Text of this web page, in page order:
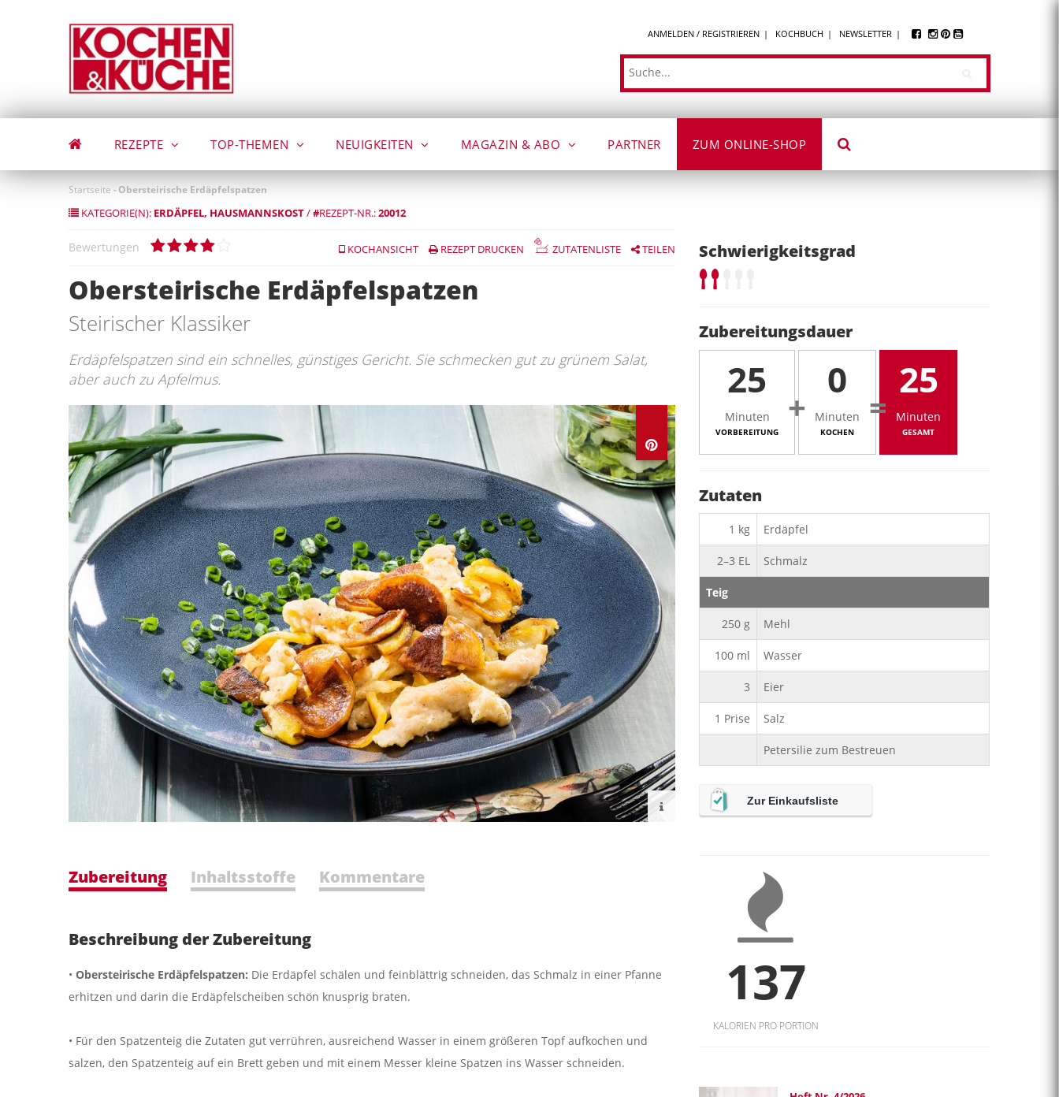
ANMELDEN / REGISTRIEREN KOCHBUCH NEWSLETTER
Suche
REZEPTE TOP-THEMEN NEUIGKEITEN MAGAZIN & ABO PARTNER ZUM ONLINE-SHOP
Startseite -Obersteirische Erdäpfelspatzen
KATEGORIE(N): ERDÄPFEL HAUSMANNSKOST/#REZEPT-NR.:20012
Bewertungen KOCHANSICHT REZEPT DRUCKEN ZUTATENLISTE TEILEN
Obersteirische Erdäpfelspatzen
Steirischer Klassiker
Erdäpfelspatzen sind ein schnelles, günstiges Gericht. Sie schmecken gut zu grünem Salat,
aber auch zu Apfelmus.
Zubereitung Inhaltsstoffe Kommentare
Beschreibung der Zubereitung
• Obersteirische Erdäpfelspatzen: Die Erdäpfel schälen und feinblättrig schneiden, das Schmalz in einer Pfanne
erhitzen und darin die Erdäpfelscheiben schön knusprig braten.
• Für den Spatzenteig die Zutaten gut verrühren, ausreichend Wasser in einem größeren Topf aufkochen und
salzen, den Spatzenteig auf ein Brett geben und mit einem Messer kleine Spatzen ins Wasser schneiden.
Schwierigkeitsgrad
Zubereitungsdauer
25
Minuten
VORBEREITUNG
+
0
Minuten
KOCHEN
=
25
Minuten
GESAMT
Zutaten
1 kg Erdäpfel
2–3 EL Schmalz
Teig
250 g Mehl
100 ml Wasser
3 Eier
1 Prise Salz
Petersilie zum Bestreuen
Zur Einkaufsliste
137
KALORIEN PRO PORTION